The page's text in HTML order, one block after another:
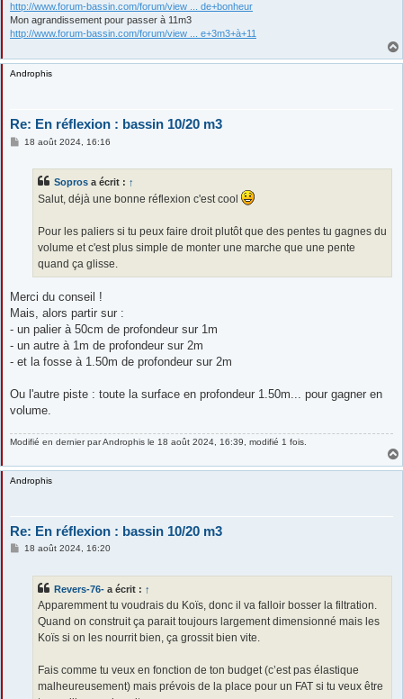
http://www.forum-bassin.com/forum/view ... de+bonheur
Mon agrandissement pour passer à 11m3
http://www.forum-bassin.com/forum/view ... e+3m3+à+11
Androphis
Re: En réflexion : bassin 10/20 m3
M18 août 2024, 16:16
Sopros a écrit : ↑
Salut, déjà une bonne réflexion c'est cool
Pour les paliers si tu peux faire droit plutôt que des pentes tu gagnes du
volume et c'est plus simple de monter une marche que une pente
quand ça glisse.
Merci du conseil !
Mais, alors partir sur :
- un palier à 50cm de profondeur sur 1m
- un autre à 1m de profondeur sur 2m
- et la fosse à 1.50m de profondeur sur 2m
Ou l'autre piste : toute la surface en profondeur 1.50m... pour gagner en
volume.
Modifié en dernier parAndrophis le 18 août 2024, 16:39, modifié 1 fois.
Androphis
Re: En réflexion : bassin 10/20 m3
M18 août 2024, 16:20
Revers-76- a écrit : ↑
Apparemment tu voudrais du Koïs, donc il va falloir bosser la filtration.
Quand on construit ça parait toujours largement dimensionné mais les
Koïs si on les nourrit bien, ça grossit bien vite.
Fais comme tu veux en fonction de ton budget (c’est pas élastique
malheureusement) mais prévois de la place pour un FAT si tu veux être